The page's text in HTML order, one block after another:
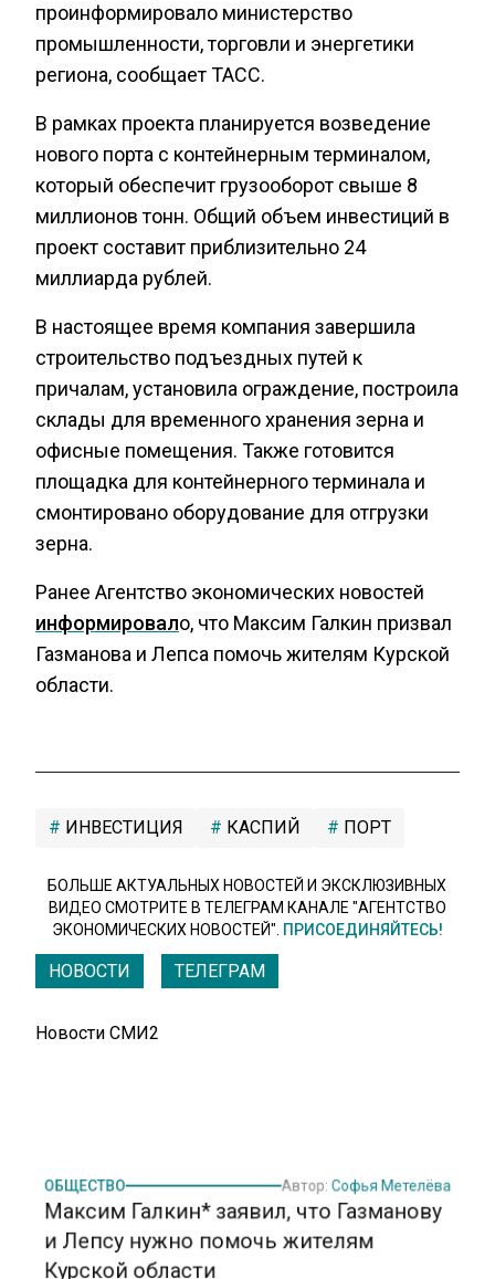
проинформировало министерство
промышленности, торговли и энергетики
региона, сообщает ТАСС.
В рамках проекта планируется возведение
нового порта с контейнерным терминалом,
который обеспечит грузооборот свыше 8
миллионов тонн. Общий объем инвестиций в
проект составит приблизительно 24
миллиарда рублей.
В настоящее время компания завершила
строительство подъездных путей к
причалам, установила ограждение, построила
склады для временного хранения зерна и
офисные помещения. Также готовится
площадка для контейнерного терминала и
смонтировано оборудование для отгрузки
зерна.
Ранее Агентство экономических новостей
информировало, что Максим Галкин призвал
Газманова и Лепса помочь жителям Курской
области.
ИНВЕСТИЦИЯ КАСПИЙ ПОРТ
БОЛЬШЕ АКТУАЛЬНЫХ НОВОСТЕЙ И ЭКСКЛЮЗИВНЫХ
ВИДЕО СМОТРИТЕ В ТЕЛЕГРАМ КАНАЛЕ "АГЕНТСТВО
ЭКОНОМИЧЕСКИХ НОВОСТЕЙ". ПРИСОЕДИНЯЙТЕСЬ!
НОВОСТИ ТЕЛЕГРАМ
Новости СМИ2
Максим Галкин* заявил, что Газманову
и Лепсу нужно помочь жителям
Курской области